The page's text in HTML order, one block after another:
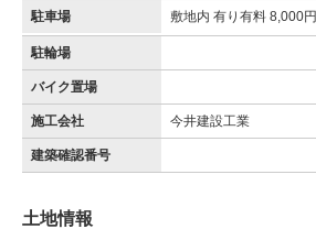
駐車場 敷地内 有り有料 8,000円
駐輪場
バイク置場
施工会社 今井建設工業
建築確認番号
土地情報